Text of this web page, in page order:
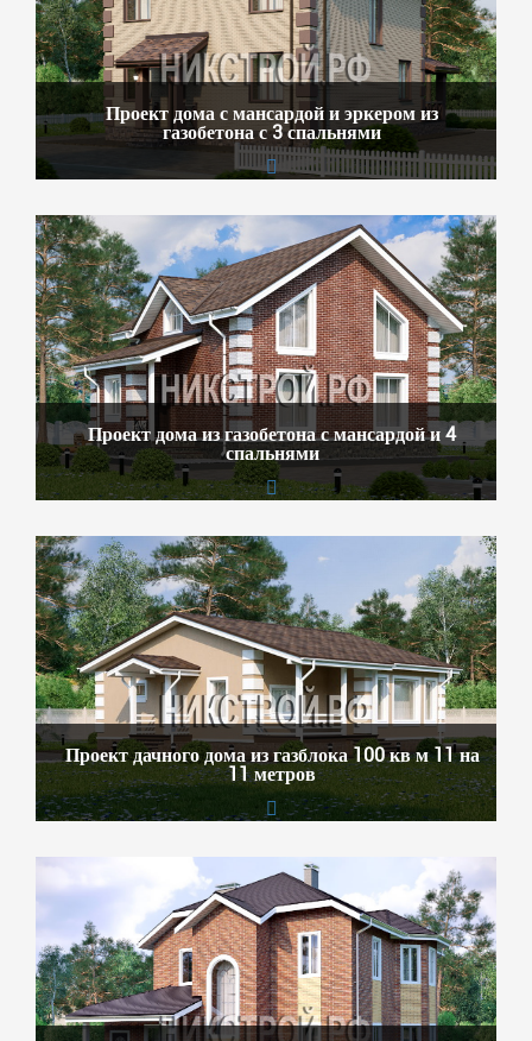
Проект дома с мансардой и эркером из
газобетона с 3 спальнями
Проект дома из газобетона с мансардой и 4
спальнями
Проект дачного дома из газблока 100 кв м 11 на
11 метров